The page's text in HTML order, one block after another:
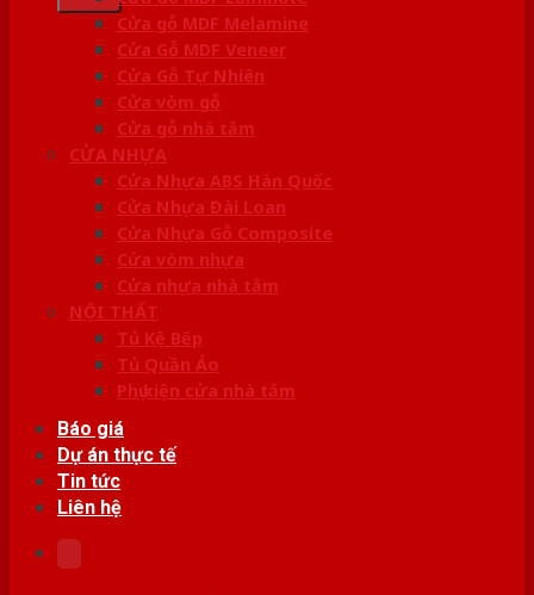
Cửa gỗ MDF Melamine
Cửa Gỗ MDF Veneer
Cửa Gỗ Tự Nhiên
Cửa vòm gỗ
Cửa gỗ nhà tắm
CỬA NHỰA
Cửa Nhựa ABS Hàn Quốc
Cửa Nhựa Đài Loan
Cửa Nhựa Gỗ Composite
Cửa vòm nhựa
Cửa nhựa nhà tắm
NỘI THẤT
Tủ Kệ Bếp
Tủ Quần Áo
Phụ kiện cửa nhà tắm
Báo giá
Dự án thực tế
Tin tức
Liên hệ